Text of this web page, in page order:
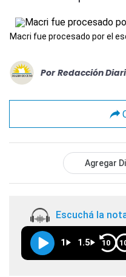
Macri fue procesado por el
Por Redacción
Agregar
Escuchá la
1 1.5 10